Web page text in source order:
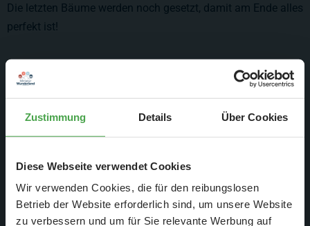
Zustimmung Details Über Cookies
Diese Webseite verwendet Cookies
Wir verwenden Cookies, die für den reibungslosen
Betrieb der Website erforderlich sind, um unsere Website
zu verbessern und um für Sie relevante Werbung auf
Die letzten Bäume werden noch gesetzt, damit am Ende alles
perfekt ist!